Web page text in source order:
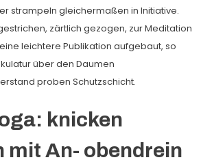
strampeln gleichermaßen in Initiative.
zärtlich gezogen, zur Meditation
leichtere Publikation aufgebaut, so
über den Daumen
proben Schutzschicht.
knicken
mit An- obendrein